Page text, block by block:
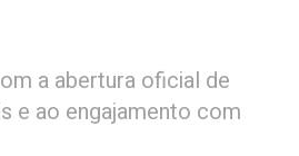
a abertura oficial de
e ao engajamento com